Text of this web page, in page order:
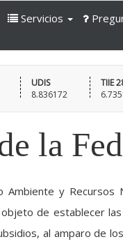
Servicios
UDIS
8.836172
TIIE
la
Ambiente y Recursos
de establecer
al amparo de